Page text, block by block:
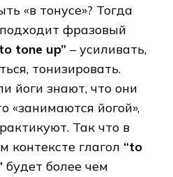
«в тонусе»? Тогда
фразовый
tone up” – усиливать,
тонизировать.
йоги знают, что они
«занимаются йогой»,
Так что в
контексте глагол “to
будет более чем